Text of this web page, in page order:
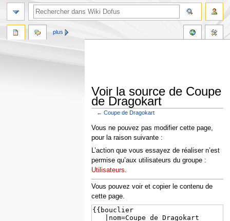
Voir la source de Coupe
de Dragokart
←Coupe de Dragokart
Aller
à
la
navigation
Aller
à
la
recherche
Vous ne pouvez pas modifier cette page,
pour la raison suivante :
L’action que vous essayez de réaliser n’est
permise qu’aux utilisateurs du groupe :
Utilisateurs.
Vous pouvez voir et copier le contenu de
cette page.
plus